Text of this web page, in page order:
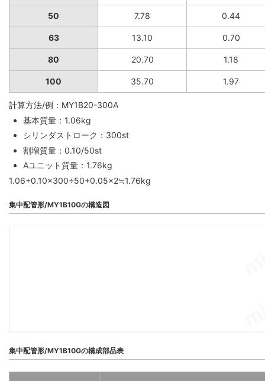
50 7.78 0.44
63 13.10 0.70
80 20.70 1.18
100 35.70 1.97
計算方法/例：MY1B20-300A
基本質量：1.06kg
シリンダストローク：300st
割増質量：0.10/50st
Aユニット質量：1.76kg
1.06+0.10×300÷50+0.05×2≒1.76kg
集中配管形/MY1B10Gの構造図
集中配管形/MY1B10Gの構成部品表